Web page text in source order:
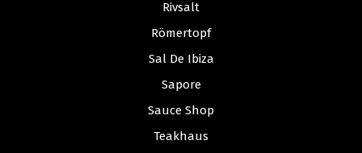
Rivsalt
Römertopf
Sal De Ibiza
Sapore
Sauce Shop
Teakhaus